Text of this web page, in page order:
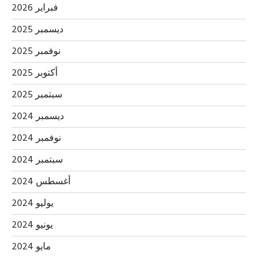
فبراير 2026
ديسمبر 2025
نوفمبر 2025
أكتوبر 2025
سبتمبر 2025
ديسمبر 2024
نوفمبر 2024
سبتمبر 2024
أغسطس 2024
يوليو 2024
يونيو 2024
مايو 2024